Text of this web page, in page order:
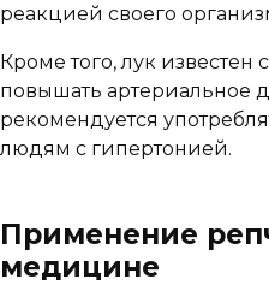
реакцией своего
Кроме того, лук известен
повышать артериальное
рекомендуется
людям с гипертонией.
Применение
медицине